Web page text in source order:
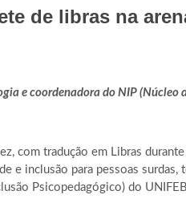
de libras na
e coordenadora do NIP (Núcleo
com tradução em Libras
e inclusão para pessoas surdas,
Psicopedagógico) do